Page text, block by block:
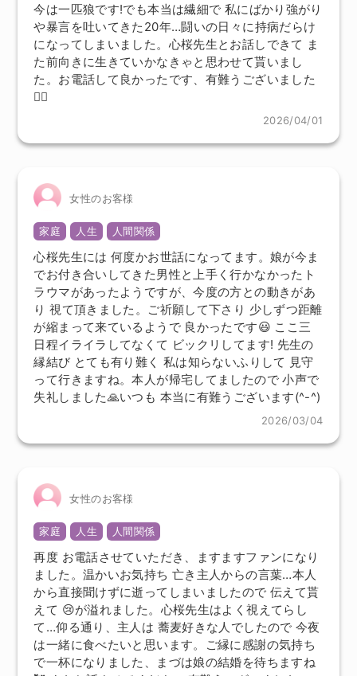
今は一匹狼です!でも本当は繊細で 私にばかり強がり
や暴言を吐いてきた20年…闘いの日々に持病だらけ
になってしまいました。心桜先生とお話しできて ま
た前向きに生きていかなきゃと思わせて貰いまし
た。お電話して良かったです、有難うございました
🙇‍♀️
2026/04/01
女性のお客様
家庭 人生 人間関係
心桜先生には 何度かお世話になってます。娘が今ま
でお付き合いしてきた男性と上手く行かなかったト
ラウマがあったようですが、今度の方との動きがあ
り 視て頂きました。ご祈願して下さり 少しずつ距離
が縮まって来ているようで 良かったです😃 ここ三
日程イライラしてなくて ビックリしてます! 先生の
縁結び とても有り難く 私は知らないふりして 見守
って行きますね。本人が帰宅してましたので 小声で
失礼しました🙏いつも 本当に有難うございます(^-^)
2026/03/04
女性のお客様
家庭 人生 人間関係
再度 お電話させていただき、ますますファンになり
ました。温かいお気持ち 亡き主人からの言葉…本人
から直接聞けずに逝ってしまいましたので 伝えて貰
えて 😢が溢れました。心桜先生はよく視えてらし
て…仰る通り、主人は 蕎麦好きな人でしたので 今夜
は一緒に食べたいと思います。ご縁に感謝の気持ち
で一杯になりました、まづは娘の結婚を待ちますね